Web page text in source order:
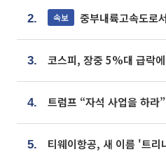
2. 속보 중부내륙고속도로
3.
4.
5.